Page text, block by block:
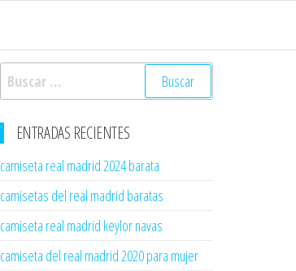
Buscar:
ENTRADAS RECIENTES
camiseta real madrid 2024 barata
camisetas del real madrid baratas
camiseta real madrid keylor navas
camiseta del real madrid 2020 para mujer